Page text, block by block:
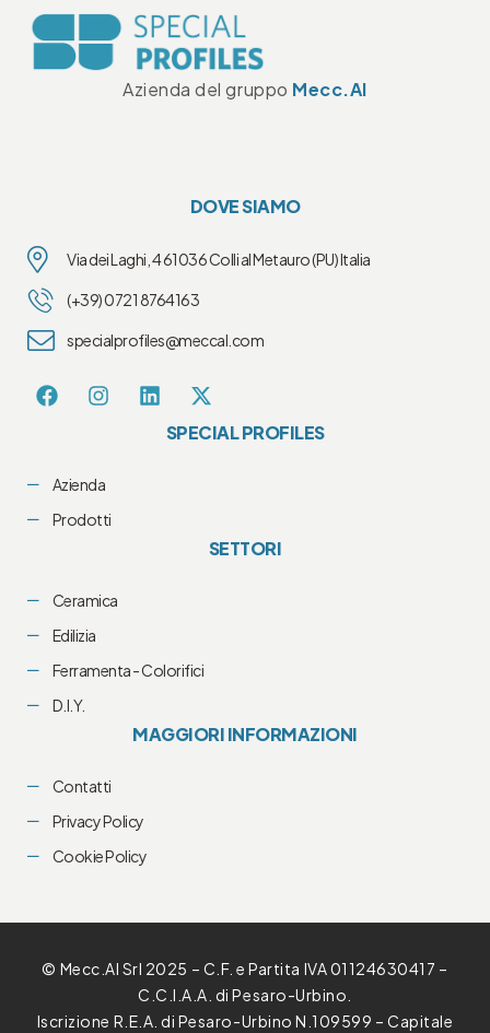
Azienda del gruppo Mecc.Al
DOVE SIAMO
Via dei Laghi, 4 61036 Colli al Metauro (PU) Italia
(+39) 0721 8764163
specialprofiles@meccal.com
SPECIAL PROFILES
Azienda
Prodotti
SETTORI
Ceramica
Edilizia
Ferramenta - Colorifici
D.I.Y.
MAGGIORI INFORMAZIONI
Contatti
Privacy Policy
Cookie Policy
© Mecc.Al Srl 2025 – C.F. e Partita IVA 01124630417 –
C.C.I.A.A. di Pesaro-Urbino.
Iscrizione R.E.A. di Pesaro-Urbino N.109599 – Capitale